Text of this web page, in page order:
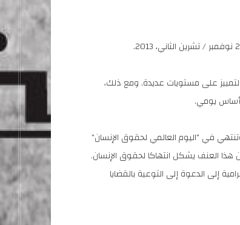
على مستويات عديدة. ومع ذلك،
أساس يومي.
مهرجان كرامة فعالياته السنوية الرئيسية، كل عام، خلال الأيام الأخيرة من حملة الأيام ال 16 وتنتهي في "اليوم العالمي لحقوق الإنسان"
هذا العنف يشكل انتهاكا لحقوق الإنسان.
الجهود الرامية إلى الدعوة إلى التوعية بالقضايا